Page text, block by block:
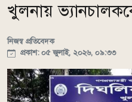
খুলনায়
নিজস্ব প্রতিবেদক
প্রকাশ: ০৫ জুলাই, ২০২৬, ০৯:৩৩